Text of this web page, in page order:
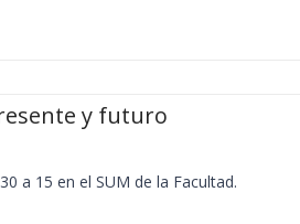
y futuro
a 15 en el SUM de la Facultad.